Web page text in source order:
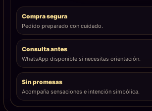
Compra segura
Pedido preparado con cuidado.
Consulta antes
WhatsApp disponible si necesitas orientación.
Sin promesas
Acompaña sensaciones e intención simbólica.